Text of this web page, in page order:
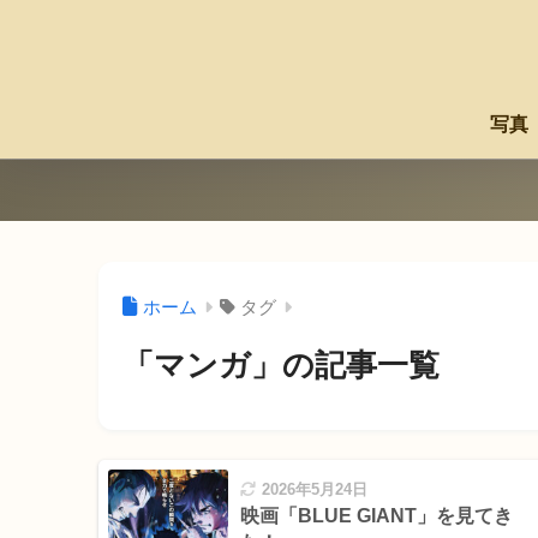
写真
ホーム タグ
「マンガ」の記事一覧
2026年5月24日
映画「BLUE GIANT」を見てき